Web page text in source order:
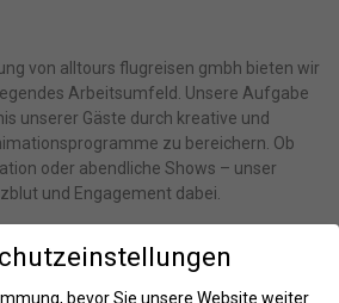
von alltours flugreisen gmbh bieten wir
Arbeitsumfeld. Unsere Aufgabe
unserer Gäste durch kreative und
zu bereichern. Ob
oder abendliche Shows – unser
und Engagement dabei.
Team in einem
das großen Wert auf Zusammenarbeit
bevor Sie unsere Website weiter